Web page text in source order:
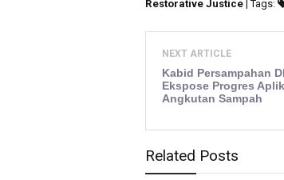
Restorative Justice | Tags:
NEXT ARTICLE
Kabid Persampahan
Ekspose Progres
Angkutan Sampah
Related Posts